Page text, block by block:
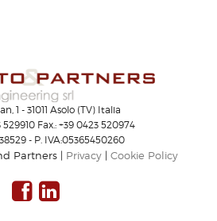
1 - 31011 Asolo (TV) Italia
529910 Fax.: +39 0423 520974
- P. IVA:05365450260
Partners | Privacy| Cookie Policy